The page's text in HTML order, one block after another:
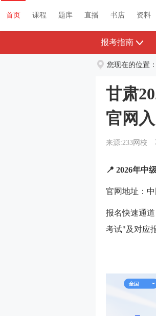
首页 课程 题库 直播 书店 资料
首页 课程 题库
报考指南
您现在的位置：
甘肃
官网
来源:233网校
📍 2026年中
官网地址：
报名快速通
考试"及对应